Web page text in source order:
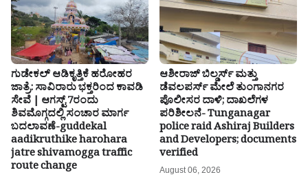
ಗುಡೇಕಲ್ ಆಡಿಕೃತ್ತಿಕೆ ಹರೋಹರ
ಜಾತ್ರೆ: ಸಾವಿರಾರು ಭಕ್ತರಿಂದ ಕಾವಡಿ
ಸೇವೆ | ಆಗಸ್ಟ್ 7ರಂದು
ಶಿವಮೊಗ್ಗದಲ್ಲಿ ಸಂಚಾರ ಮಾರ್ಗ
ಬದಲಾವಣೆ-guddekal
aadikruthike harohara
jatre shivamogga traffic
route change
ಆಶೀರಾಜ್ ಬಿಲ್ಡರ್ಸ್ ಮತ್ತು
ಡೆವಲಪರ್ಸ್ ಮೇಲೆ ತುಂಗಾನಗರ
ಪೊಲೀಸರ ದಾಳಿ; ದಾಖಲೆಗಳ
ಪರಿಶೀಲನೆ- Tunganagar
police raid Ashiraj Builders
and Developers; documents
verified
August 06, 2026